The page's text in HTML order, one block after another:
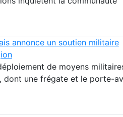
annonce un soutien militaire
de moyens
dont une frégate et le porte-